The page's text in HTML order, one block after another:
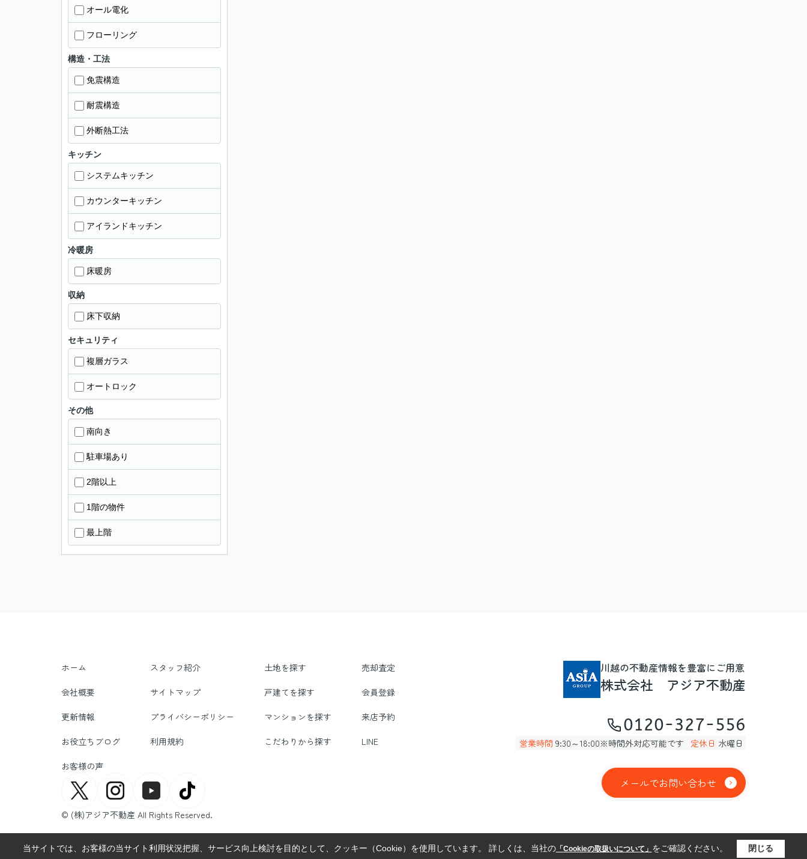
オール電化
フローリング
構造・工法
免震構造
耐震構造
外断熱工法
キッチン
システムキッチン
カウンターキッチン
アイランドキッチン
冷暖房
床暖房
収納
床下収納
セキュリティ
複層ガラス
オートロック
その他
南向き
駐車場あり
2階以上
1階の物件
最上階
ホーム スタッフ紹介 土地を探す 売却査定
会社概要 サイトマップ 戸建てを探す 会員登録
更新情報 プライバシーポリシー マンションを探す 来店予約
お役立ちブログ 利用規約 こだわりから探す LINE
お客様の声
© (株)アジア不動産 All Rights Reserved.
川越の不動産情報を豊富にご用意
株式会社 アジア不動産
0120-327-556
営業時間 9:30～18:00※時間外対応可能です 定休日 水曜日
メールでお問い合わせ
当サイトでは、お客様の当サイト利用状況把握、サービス向上検討を目的として、クッキー（Cookie）を使用しています。 詳しくは、当社の「Cookieの取扱いについて」 をご確認ください。 閉じる